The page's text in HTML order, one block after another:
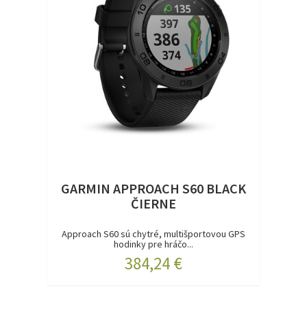
GARMIN APPROACH S60 BLACK
ČIERNE
Approach S60 sú chytré, multišportovou GPS
hodinky pre hráčo...
384,24 €